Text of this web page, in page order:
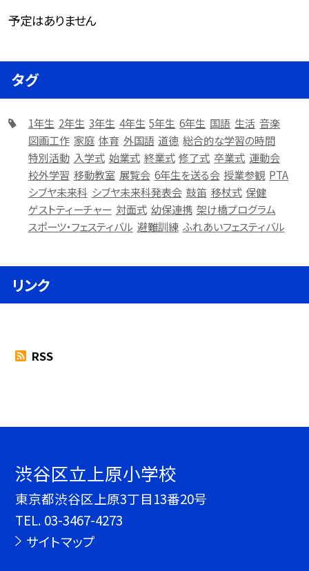
予定はありません
タグ
1年生 2年生 3年生 4年生 5年生 6年生 国語 生活 音楽
図画工作 家庭 体育 外国語 道徳 総合的な学習の時間
特別活動 入学式 始業式 終業式 修了式 卒業式 運動会
校外学習 移動教室 展覧会 6年生を送る会 授業参観 PTA
シブヤ未来科 シブヤ未来科発表会 鼓笛 移杖式 保健
ゲストティーチャー 対面式 幼保連携 架け橋プログラム
スポーツ・フェスティバル 避難訓練 ふれあいフェスティバル
リンク
RSS
渋谷区立上原小学校
東京都渋谷区上原3丁目13番20号
TEL. 03-3467-4273
サイトマップ